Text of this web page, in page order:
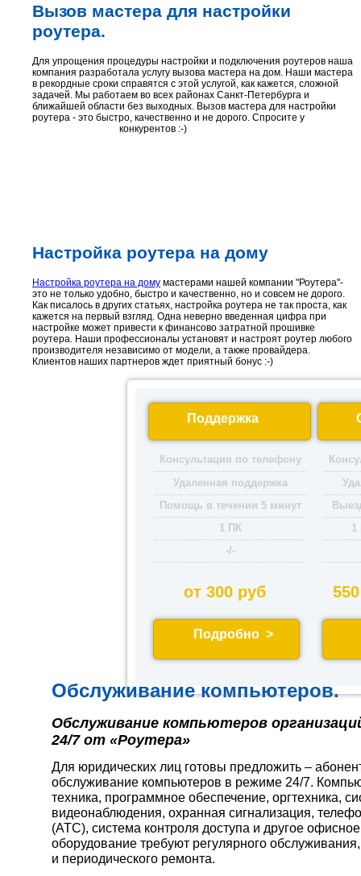
Вызов мастера для настройки
роутера.
Для упрощения процедуры настройки и подключения роутеров наша
компания разработала услугу вызова мастера на дом. Наши мастера
в рекордные сроки справятся с этой услугой, как кажется, сложной
задачей. Мы работаем во всех районах Санкт-Петербурга и
ближайшей области без выходных. Вызов мастера для настройки
роутера - это быстро, качественно и не дорого. Спросите у
конкурентов :-)
Настройка роутера на дому
Настройка роутера на дому мастерами нашей компании "Роутера"-
это не только удобно, быстро и качественно, но и совсем не дорого.
Как писалось в других статьях, настройка роутера не так проста, как
кажется на первый взгляд. Одна неверно введенная цифра при
настройке может привести к финансово затратной прошивке
роутера. Наши профессионалы установят и настроят роутер любого
производителя независимо от модели, а также провайдера.
Клиентов наших партнеров ждет приятный бонус :-)
Обслуживание компьютеров.
Обслуживание компьютеров
24/7 от «Роутера»
Для юридических лиц готовы предложить –
обслуживание компьютеров в режиме 24/7.
техника, программное обеспечение, оргтехника,
видеонаблюдения, охранная сигнализация,
(АТС), система контроля доступа и другое офисное
оборудование требуют регулярного
и периодического ремонта.
Поддержка
Консультация по телефону
Удаленная поддержка
Помощь в течении 5 минут
1 ПК
-/-
от 300 руб
Подробно >
1